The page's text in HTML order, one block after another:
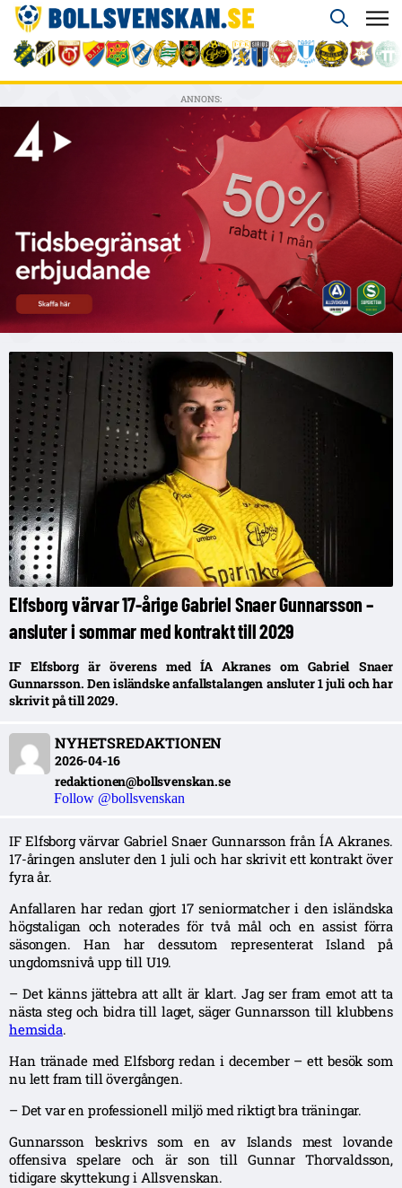
ANNONS:
Elfsborg värvar 17-årige Gabriel Snaer Gunnarsson –
ansluter i sommar med kontrakt till 2029
IF Elfsborg är överens med ÍA Akranes om Gabriel Snaer
Gunnarsson. Den isländske anfallstalangen ansluter 1 juli och har
skrivit på till 2029.
NYHETSREDAKTIONEN
2026-04-16
redaktionen@bollsvenskan.se
Follow @bollsvenskan
IF Elfsborg värvar Gabriel Snaer Gunnarsson från ÍA Akranes.
17-åringen ansluter den 1 juli och har skrivit ett kontrakt över
fyra år.
Anfallaren har redan gjort 17 seniormatcher i den isländska
högstaligan och noterades för två mål och en assist förra
säsongen. Han har dessutom representerat Island på
ungdomsnivå upp till U19.
– Det känns jättebra att allt är klart. Jag ser fram emot att ta
nästa steg och bidra till laget, säger Gunnarsson till klubbens
hemsida.
Han tränade med Elfsborg redan i december – ett besök som
nu lett fram till övergången.
– Det var en professionell miljö med riktigt bra träningar.
Gunnarsson beskrivs som en av Islands mest lovande
offensiva spelare och är son till Gunnar Thorvaldsson,
tidigare skyttekung i Allsvenskan.